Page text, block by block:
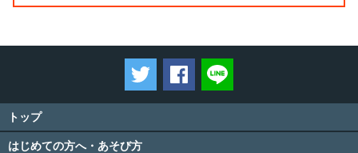
ツイートするFacebookでシェアする
トップ
はじめての方へ・あそび方